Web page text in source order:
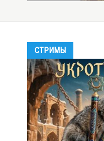
СТРИМЫ